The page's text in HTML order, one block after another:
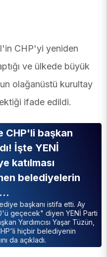
CHP'yi yeniden
ve ülkede büyük
olağanüstü kurultay
ifade edildi.
CHP'li başkan
İşte YENİ
katılması
belediyelerin
başkanı istifa etti. Ay
geçecek" diyen YENİ Parti
Yardımcısı Yaşar Tüzün,
hiçbir belediyenin
da açıkladı.